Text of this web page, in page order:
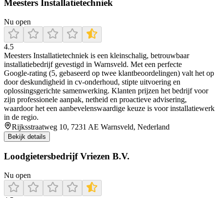
Meesters Installatietechniek
Nu open
4.5
Meesters Installatietechniek is een kleinschalig, betrouwbaar
installatiebedrijf gevestigd in Warnsveld. Met een perfecte
Google‑rating (5, gebaseerd op twee klantbeoordelingen) valt het op
door deskundigheid in cv‑onderhoud, stipte uitvoering en
oplossingsgerichte samenwerking. Klanten prijzen het bedrijf voor
zijn professionele aanpak, netheid en proactieve advisering,
waardoor het een aanbevelenswaardige keuze is voor installatiewerk
in de regio.
Rijksstraatweg 10, 7231 AE Warnsveld, Nederland
Bekijk details
Loodgietersbedrijf Vriezen B.V.
Nu open